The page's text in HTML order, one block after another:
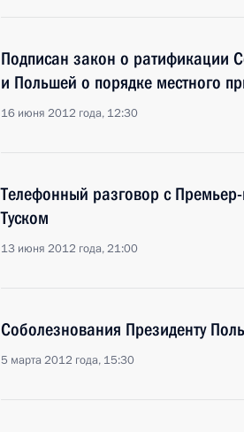
Подписан закон о ратификации
и Польшей о порядке местного
16 июня 2012 года, 12:30
Телефонный разговор с
Туском
13 июня 2012 года, 21:00
Соболезнования Президенту
5 марта 2012 года, 15:30